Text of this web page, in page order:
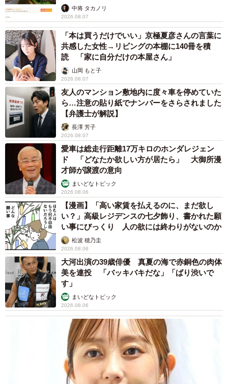
中将 タカノリ
2026.08.07
「本は買うだけでいい」京極夏彦さんの言葉に
共感した女性→リビングの本棚に140冊を積
読 「家に自分だけの本屋さん」
山岡 もと子
2026.08.07
友人のマンション敷地内に度々車を停めていた
ら…注意の貼り紙でナンバーをさらされました
【弁護士が解説】
長澤 芳子
2026.08.07
愛車は総走行距離17万キロのホンダレジェン
ド 「どなたか欲しい方が居たら」 大御所漫
才師が譲渡の意向
まいどなトピック
2026.08.06
【漫画】「高い家賃を払えるのに、まだ欲し
い？」高級レジデンスの七夕飾り、書かれた願
い事にびっくり 人の欲には終わりがないのか
松波 穂乃圭
2026.08.06
大河出演の39歳俳優 真夏の海で赤銅色の肉体
美を連投 「バッキバキだな」「ばり渋いで
す」
まいどなトピック
2026.08.06